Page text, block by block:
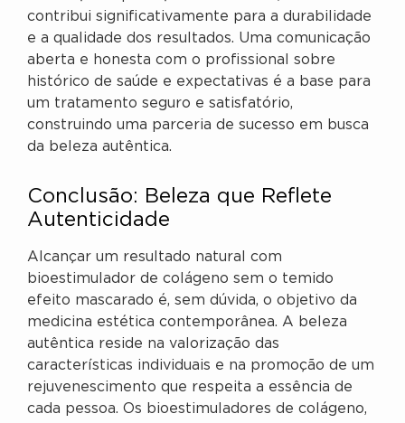
contribui significativamente para a durabilidade
e a qualidade dos resultados. Uma comunicação
aberta e honesta com o profissional sobre
histórico de saúde e expectativas é a base para
um tratamento seguro e satisfatório,
construindo uma parceria de sucesso em busca
da beleza autêntica.
Conclusão: Beleza que Reflete
Autenticidade
Alcançar um resultado natural com
bioestimulador de colágeno sem o temido
efeito mascarado é, sem dúvida, o objetivo da
medicina estética contemporânea. A beleza
autêntica reside na valorização das
características individuais e na promoção de um
rejuvenescimento que respeita a essência de
cada pessoa. Os bioestimuladores de colágeno,